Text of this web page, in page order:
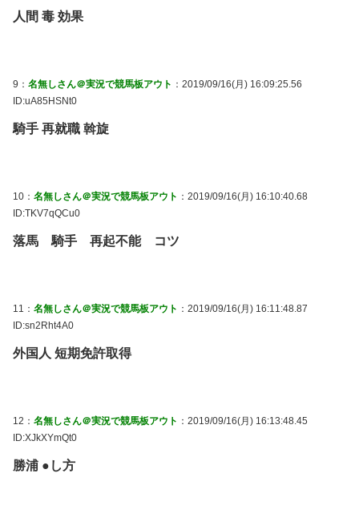
人間 毒 効果
9： 名無しさん＠実況で競馬板アウト ：2019/09/16(月) 16:09:25.56
ID:uA85HSNt0
騎手 再就職 斡旋
10： 名無しさん＠実況で競馬板アウト ：2019/09/16(月) 16:10:40.68
ID:TKV7qQCu0
落馬 騎手 再起不能 コツ
11： 名無しさん＠実況で競馬板アウト ：2019/09/16(月) 16:11:48.87
ID:sn2Rht4A0
外国人 短期免許取得
12： 名無しさん＠実況で競馬板アウト ：2019/09/16(月) 16:13:48.45
ID:XJkXYmQt0
勝浦 ●し方